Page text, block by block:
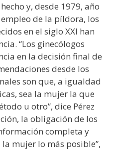
y, desde 1979, año
de la píldora, los
en el siglo XXI han
“Los ginecólogos
en la decisión final de
desde los
son que, a igualdad
sea la mujer la que
u otro”, dice Pérez
la obligación de los
completa y
mujer lo más posible”,